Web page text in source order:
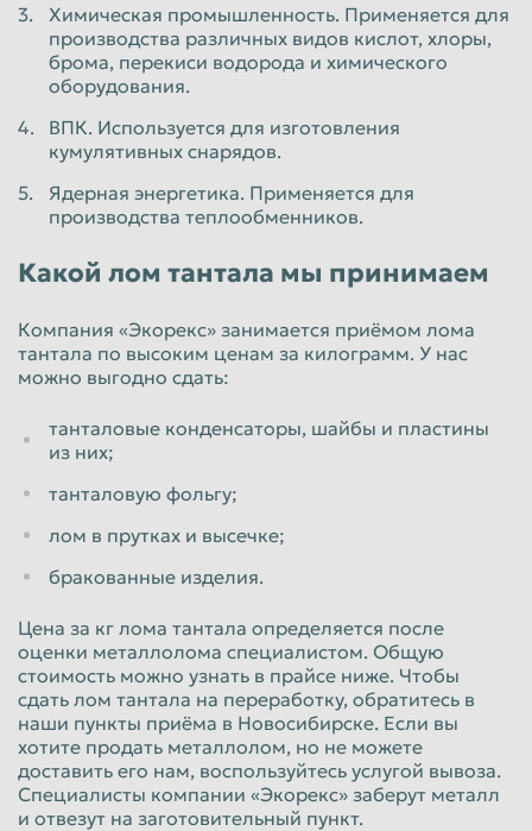
Петрозаводск Петропавловск-Камчатский
Подольск Прокопьевск
Рыбинск
Салават Самара
Санкт-Петербург Саранск
Саратов Севастополь
Смоленск Сочи
Стерлитамак Сургут
Ульяновск Уссурийск
Уфа Хабаровск
Химки Чебоксары
Череповец
Химическая промышленность. Применяется для
производства различных видов кислот, хлоры,
брома, перекиси водорода и химического
оборудования.
ВПК. Используется для изготовления
кумулятивных снарядов.
Ядерная энергетика. Применяется для
производства теплообменников.
Какой лом тантала мы принимаем
Компания «Экорекс» занимается приёмом лома
тантала по высоким ценам за килограмм. У нас
можно выгодно сдать:
танталовые конденсаторы, шайбы и пластины
из них;
танталовую фольгу;
лом в прутках и высечке;
бракованные изделия.
Цена за кг лома тантала определяется после
оценки металлолома специалистом. Общую
стоимость можно узнать в прайсе ниже. Чтобы
сдать лом тантала на переработку, обратитесь в
наши пункты приёма в Новосибирске. Если вы
хотите продать металлолом, но не можете
доставить его нам, воспользуйтесь услугой вывоза.
Специалисты компании «Экорекс» заберут металл
и отвезут на заготовительный пункт.